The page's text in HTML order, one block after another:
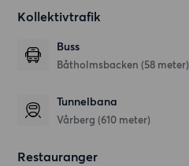
Kollektivtrafik
Buss
Båtholmsbacken (58 meter)
Tunnelbana
Vårberg (610 meter)
Restauranger